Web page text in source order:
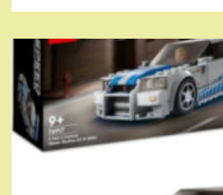
Настольная
ZVEZDA
Что?
Где?
Когда?